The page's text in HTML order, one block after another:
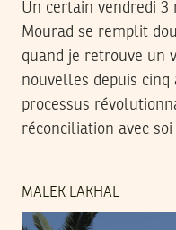
Un certain vendredi 3
Mourad se remplit
quand je retrouve un
nouvelles depuis cinq
processus
réconciliation avec
MALEK LAKHAL